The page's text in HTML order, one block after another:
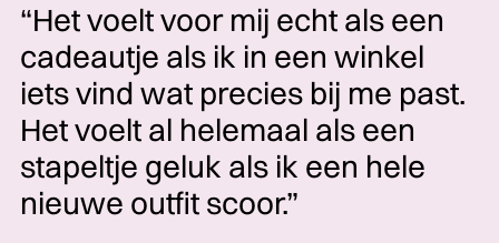
“Het voelt voor mij echt als een
cadeautje als ik in een winkel
iets vind wat precies bij me past.
Het voelt al helemaal als een
stapeltje geluk als ik een hele
nieuwe outfit scoor.”